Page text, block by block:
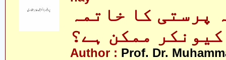
پرستی کا خاتمہ
کیونکر ممکن ہے؟
Author : Prof. Dr.